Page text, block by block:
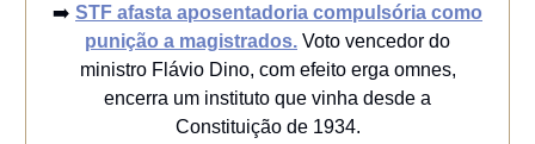
➡️ STF afasta aposentadoria compulsória como
punição a magistrados. Voto vencedor do
ministro Flávio Dino, com efeito erga omnes,
encerra um instituto que vinha desde a
Constituição de 1934.